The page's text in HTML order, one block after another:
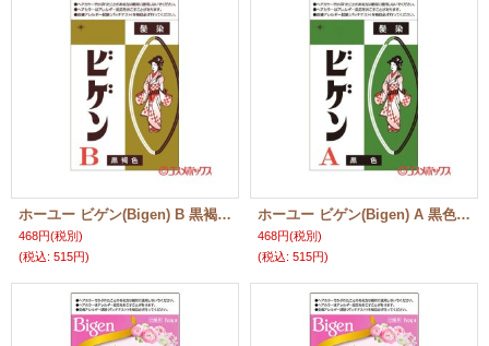
ホーユー ビゲン(Bigen) B 黒褐色 6g
468円(税別)
(税込: 515円)
ホーユー ビゲン(Bigen) A 黒色 6g
468円(税別)
(税込: 515円)